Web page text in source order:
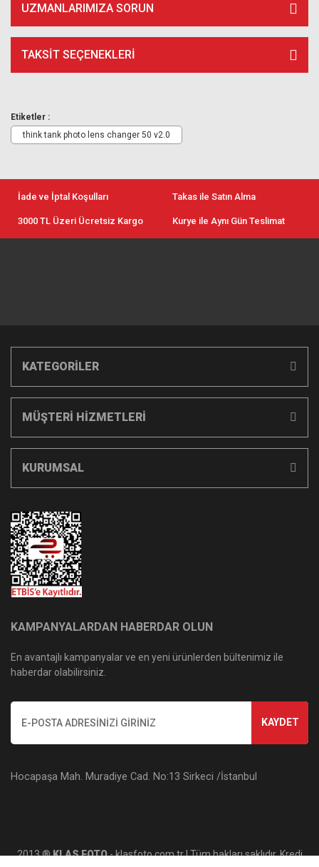
UZMANLARIMIZA SORUN
TAKSIT SEÇENEKLERI
Etiketler :
think tank photo lens changer 50 v2.0
İade ve İptal Koşulları Takas ile Satın Alma
3000 TL Üzeri Ücretsiz Kargo Kurye ile Aynı Gün Teslimat
KATEGORİLER
MÜŞTERİ HİZMETLERİ
KURUMSAL
KAMPANYALARDAN HABERDAR OLUN
En avantajlı kampanyalar ve en yeni ürünlerden bültenimiz ile
haberdar olabilirsiniz.
KAYDET
Hocapaşa Mah. Muradiye Cad. No:13 Sirkeci /İstanbul
2013 ®KLAS FOTO- klasfoto.com.tr | Tüm hakları saklıdır. Kredi